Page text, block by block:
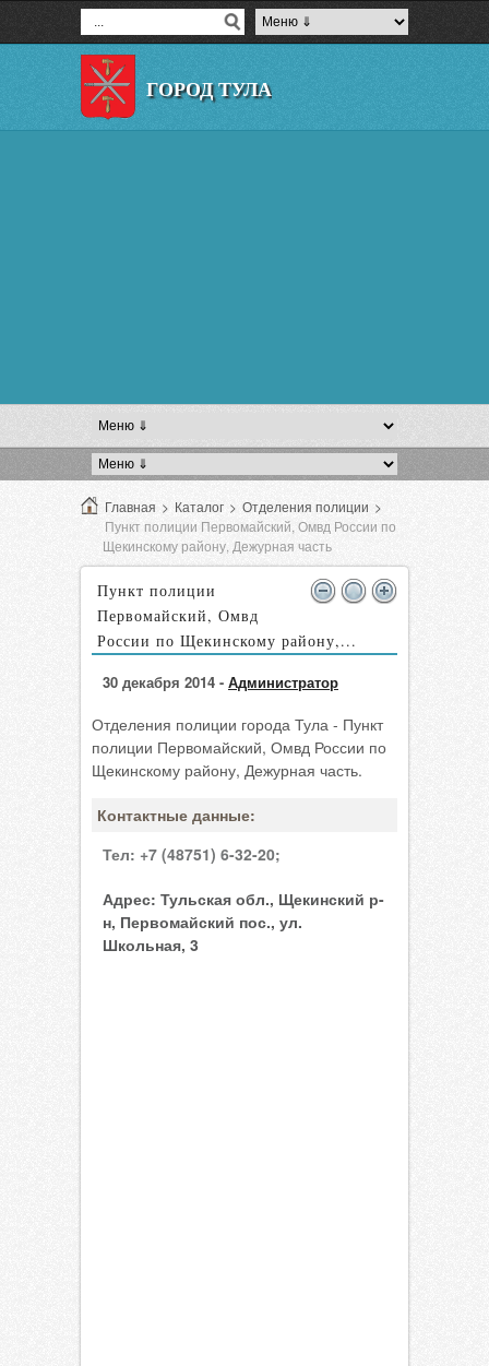
ГОРОД ТУЛА
Главная > Каталог > Отделения полиции >
Пункт полиции Первомайский, Омвд России по
Щекинскому району, Дежурная часть
Пункт полиции
Первомайский, Омвд
России по Щекинскому району,...
30 декабря 2014 - Администратор
Отделения полиции города Тула - Пункт
полиции Первомайский, Омвд России по
Щекинскому району, Дежурная часть.
Контактные данные:
Тел: +7 (48751) 6-32-20;
Адрес: Тульская обл., Щекинский р-
н, Первомайский пос., ул.
Школьная, 3